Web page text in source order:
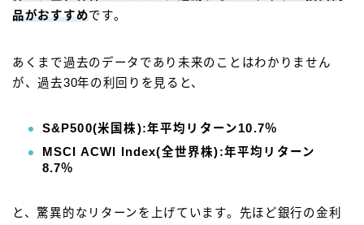
品がおすすめです。
あくまで過去のデータであり未来のことはわかりません
が、過去30年の利回りを見ると、
S&P500(米国株):年平均リターン10.7％
MSCI ACWI Index(全世界株):年平均リターン
8.7％
と、驚異的なリターンを上げています。先ほど銀行の金利